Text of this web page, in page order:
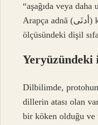
“aşağıda veya daha
Arapça adnā (أدنَى) kelimesinin Fuˁlāˀ
ölçüsündeki dişil
Dilbilimde,
dillerin atası olan
bir köken olduğu